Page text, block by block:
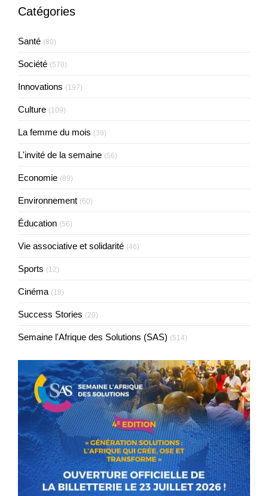
Catégories
Santé (80)
Société (570)
Innovations (197)
Culture (109)
La femme du mois (39)
L'invité de la semaine (56)
Economie (89)
Environnement (60)
Éducation (56)
Vie associative et solidarité (46)
Sports (12)
Cinéma (18)
Success Stories (29)
Semaine l'Afrique des Solutions (SAS) (514)